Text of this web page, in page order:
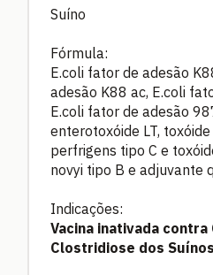
Suíno
Fórmula:
E.coli fator de adesão
adesão K88 ac, E.coli
E.coli fator de adesão
enterotoxóide LT,
perfrigens tipo C e
novyi tipo B e adjuvante
Indicações:
Vacina inativada
Clostridiose dos